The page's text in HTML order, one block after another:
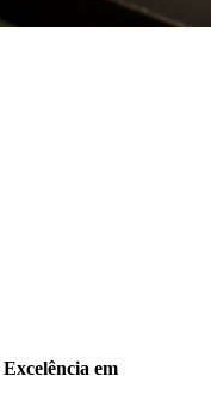
Excelência em